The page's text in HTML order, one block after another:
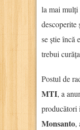
la mai mulți
descoperite
se știe încă
trebui
Postul de
MTI, a
producători
Monsanto,